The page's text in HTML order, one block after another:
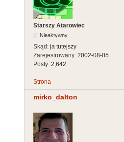
Starszy Atarowiec
Nieaktywny
Skąd: ja tutejszy
Zarejestrowany: 2002-08-05
Posty: 2,642
Strona
mirko_dalton